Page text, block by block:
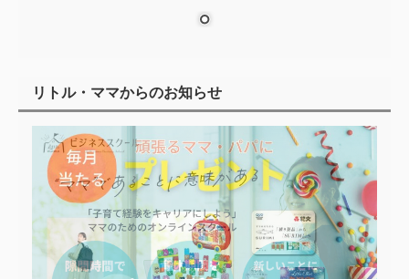
リトル・ママからのお知らせ